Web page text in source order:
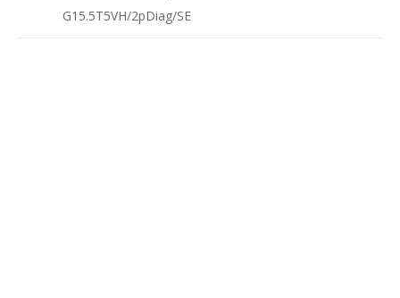
G15.5T5VH/2pDiag/SE